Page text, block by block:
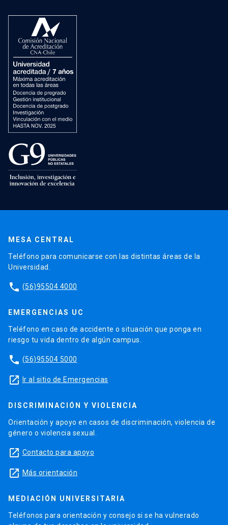
MESA CENTRAL
Teléfono para comunicarse con las distintas áreas de la
Universidad.
phone (56)95504 4000
EMERGENCIAS UC
Teléfono en caso de accidente o situación que ponga en
riesgo tu vida dentro de algún campus.
phone (56)95504 5000
launch Ir al sitio de Emergencias
DISCRIMINACIÓN Y VIOLENCIA
Orientación y apoyo en casos de discriminación, violencia de
género o violencia sexual.
launch Contacto para apoyo
launch Más orientación
MEDIACIÓN UNIVERSITARIA
Teléfonos para orientación y consejo si se ha vulnerado